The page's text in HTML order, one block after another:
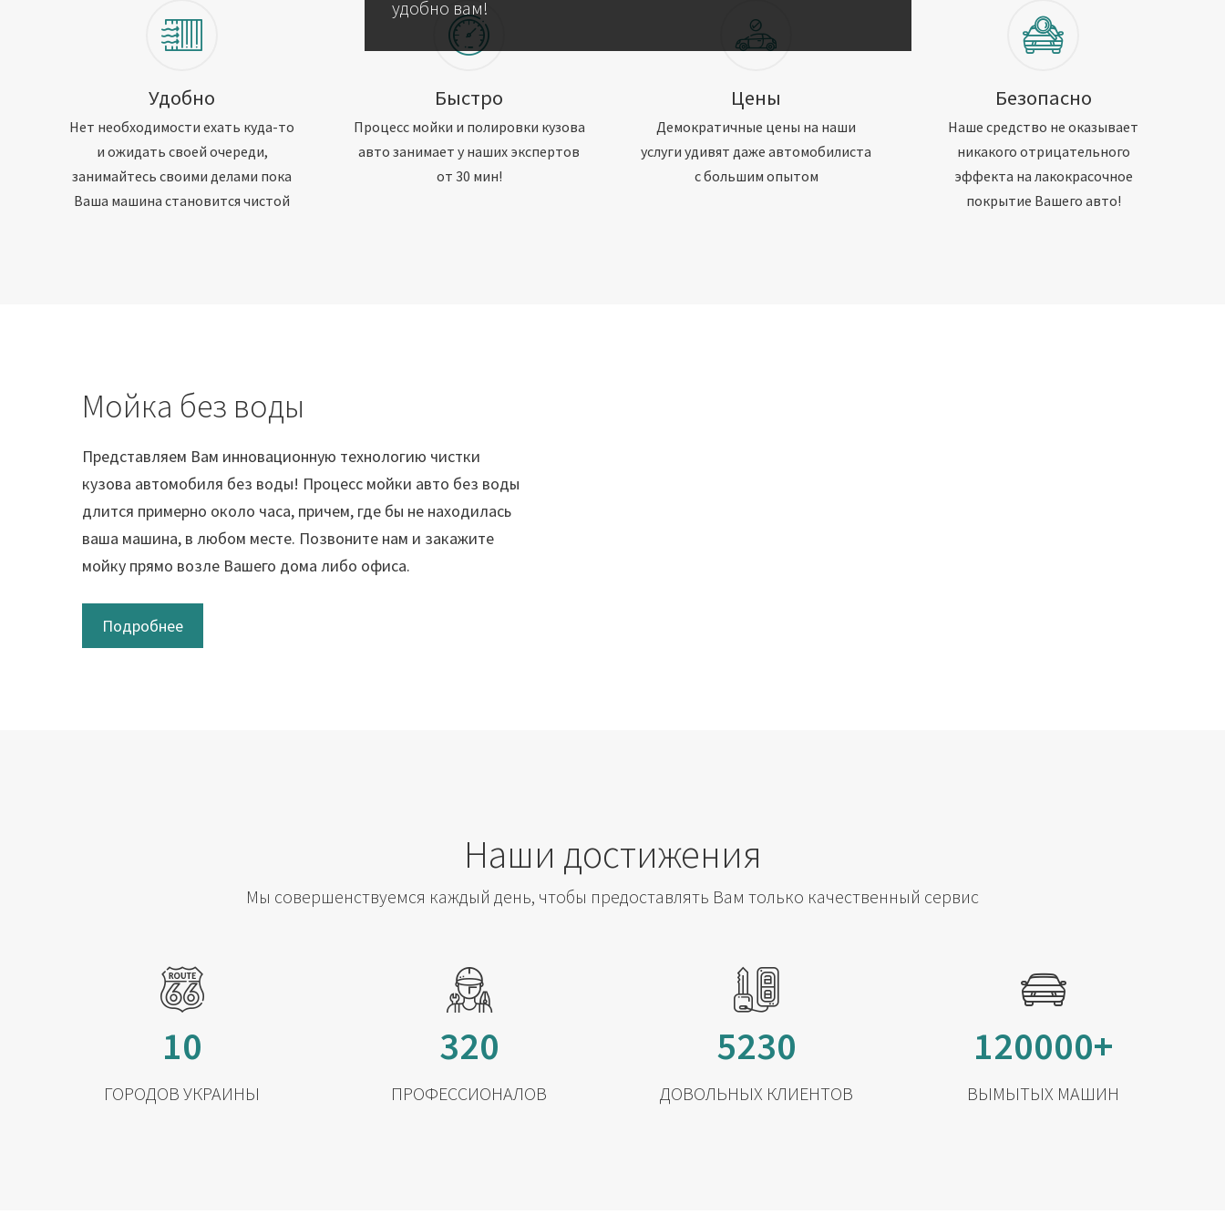
удобно вам!
Удобно
Нет необходимости ехать куда-то
и ожидать своей очереди,
занимайтесь своими делами пока
Ваша машина становится чистой
Быстро
Процесс мойки и полировки кузова
авто занимает у наших экспертов
от 30 мин!
Цены
Демократичные цены на наши
услуги удивят даже автомобилиста
с большим опытом
Безопасно
Наше средство не оказывает
никакого отрицательного
эффекта на лакокрасочное
покрытие Вашего авто!
Мойка без воды
Представляем Вам инновационную технологию чистки
кузова автомобиля без воды! Процесс мойки авто без воды
длится примерно около часа, причем, где бы не находилась
ваша машина, в любом месте. Позвоните нам и закажите
мойку прямо возле Вашего дома либо офиса.
Подробнее
Наши достижения
Мы совершенствуемся каждый день, чтобы предоставлять Вам только качественный сервис
10
ГОРОДОВ УКРАИНЫ
320
ПРОФЕССИОНАЛОВ
5230
ДОВОЛЬНЫХ КЛИЕНТОВ
120000+
ВЫМЫТЫХ МАШИН